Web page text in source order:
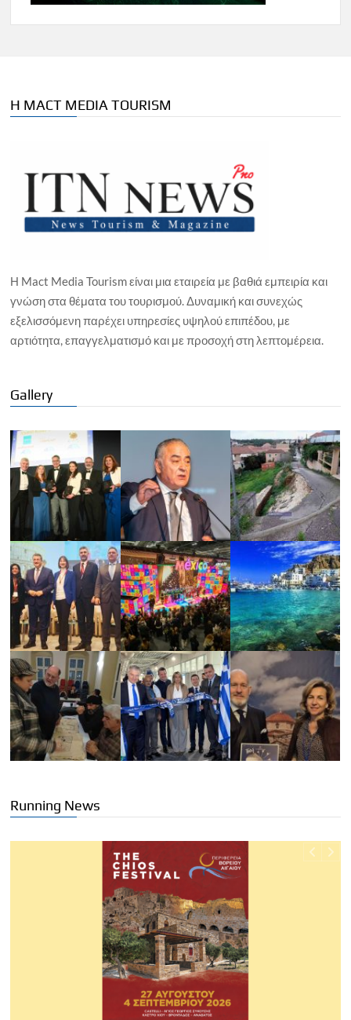
Η MACT MEDIA TOURISM
Η Mact Media Tourism είναι μια εταιρεία με βαθιά εμπειρία και
γνώση στα θέματα του τουρισμού. Δυναμική και συνεχώς
εξελισσόμενη παρέχει υπηρεσίες υψηλού επιπέδου, με
αρτιότητα, επαγγελματισμό και με προσοχή στη λεπτομέρεια.
Gallery
Running News